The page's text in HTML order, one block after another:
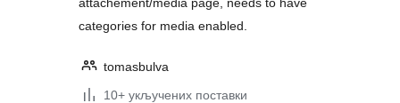
categories for media enabled.
tomasbulva
10+ укључених поставки